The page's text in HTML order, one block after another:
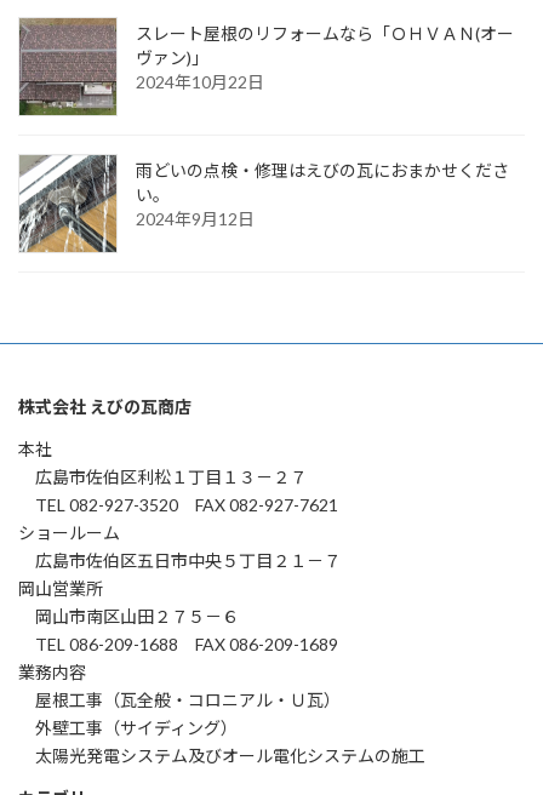
スレート屋根のリフォームなら「ＯＨＶＡＮ(オー
ヴァン)」
2024年10月22日
雨どいの点検・修理はえびの瓦におまかせくださ
い。
2024年9月12日
株式会社 えびの瓦商店
本社
広島市佐伯区利松１丁目１３－２７
TEL 082-927-3520 FAX 082-927-7621
ショールーム
広島市佐伯区五日市中央５丁目２１－７
岡山営業所
岡山市南区山田２７５－６
TEL 086-209-1688 FAX 086-209-1689
業務内容
屋根工事（瓦全般・コロニアル・Ｕ瓦）
外壁工事（サイディング）
太陽光発電システム及びオール電化システムの施工